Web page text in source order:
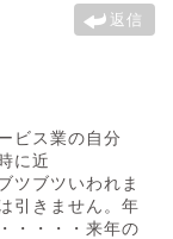
返信
ビス業の自分
に近
ツブツいわれま
引きません。年
・・・・来年の